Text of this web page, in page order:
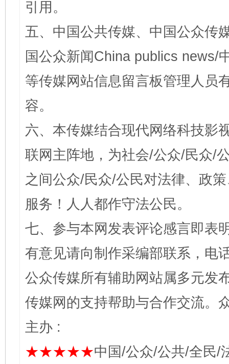
引用。
五、中国公共传媒、中国公众传
国公众新闻China publics news/
等传媒网站信息留言板管理人员
容。
六、本传媒结合现代网络科技影
联网主阵地，为社会/公众/民众/
之间公众/民众/公民对法律、政
服务！人人都作守法公民。
七、参与本网发表评论感言即表
有意见请向制作采编部联系，电
公众传媒所有辅助网站属多元发
传媒网的支持帮助与合作交流。
主办 :
★★★★★中国/公众/公共/全民/